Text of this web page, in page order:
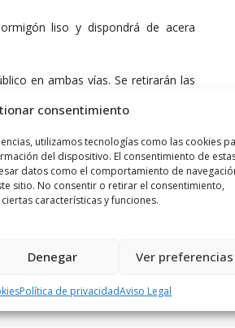
consentimiento
utilizamos tecnologías como las cookies
del dispositivo. El consentimiento de
datos como el comportamiento de
sitio. No consentir o retirar el consentimiento,
características y funciones.
Denegar Ver preferencias
Política de privacidadAviso Legal
liso y dispondrá de acera
en ambas vías. Se retirarán las
luminarias con tecnología LED
en los bordes de las aceras,
eficiencia energética para el
vial y la accesibilidad universal. Se
facilitar el tránsito de personas
nuevo firme.
para proteger a los escolares y
las obras.